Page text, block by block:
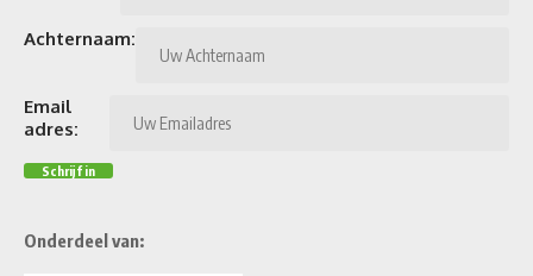
Achternaam:
Email
adres:
Onderdeel van: